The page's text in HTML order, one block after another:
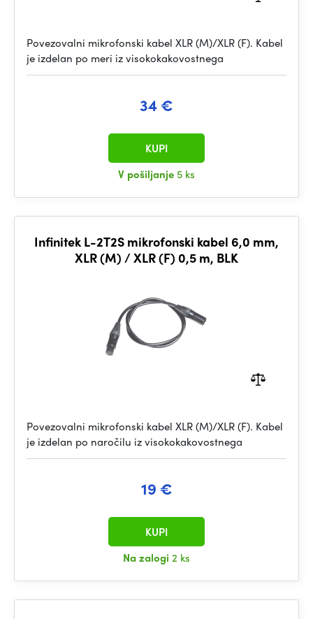
Povezovalni mikrofonski kabel XLR (M)/XLR (F). Kabel
je izdelan po meri iz visokokakovostnega
34 €
V pošiljanje 5 ks
KUPI
Infinitek L-2T2S mikrofonski kabel 6,0 mm,
XLR (M) / XLR (F) 0,5 m, BLK
Povezovalni mikrofonski kabel XLR (M)/XLR (F). Kabel
je izdelan po naročilu iz visokokakovostnega
19 €
Na zalogi 2 ks
KUPI